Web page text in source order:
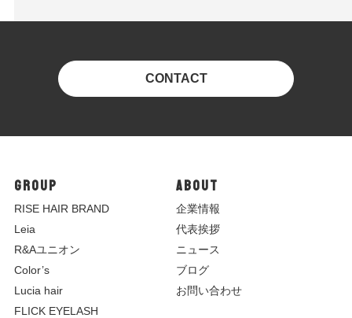
CONTACT
GROUP
RISE HAIR BRAND
Leia
R&Aユニオン
Color’s
Lucia hair
FLICK EYELASH
ABOUT
企業情報
代表挨拶
ニュース
ブログ
お問い合わせ